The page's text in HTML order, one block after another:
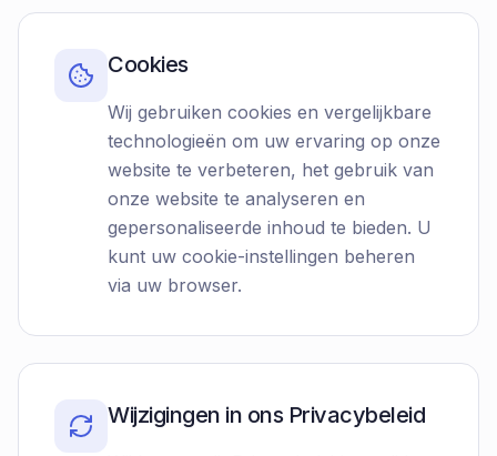
Cookies
Wij gebruiken cookies en vergelijkbare
technologieën om uw ervaring op onze
website te verbeteren, het gebruik van
onze website te analyseren en
gepersonaliseerde inhoud te bieden. U
kunt uw cookie-instellingen beheren
via uw browser.
Wijzigingen in ons Privacybeleid